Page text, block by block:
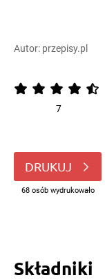
Autor: przepisy.pl
7
DRUKUJ
68 osób wydrukowało
Składniki